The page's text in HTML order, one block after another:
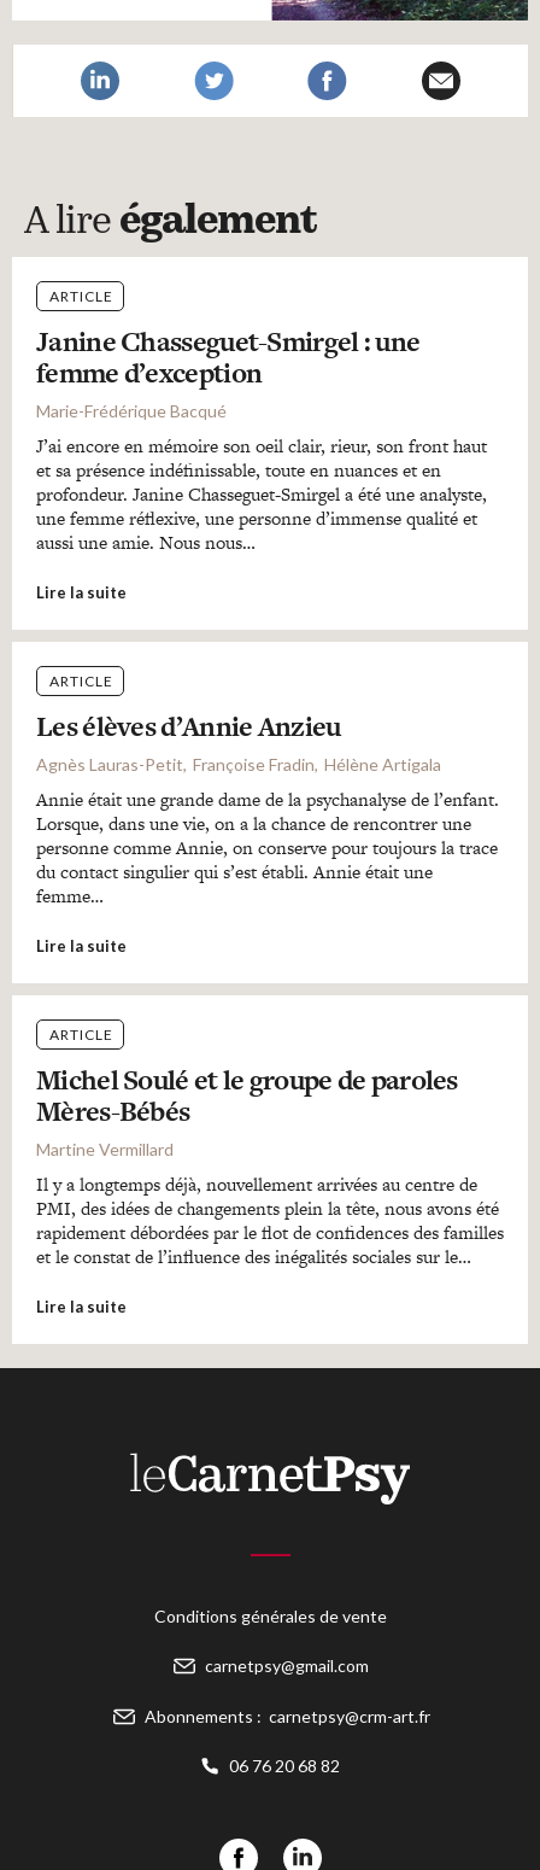
A lire également
ARTICLE
Janine Chasseguet-Smirgel : une
femme d’exception
Marie-Frédérique Bacqué
J’ai encore en mémoire son oeil clair, rieur, son front haut
et sa présence indéfinissable, toute en nuances et en
profondeur. Janine Chasseguet-Smirgel a été une analyste,
une femme réflexive, une personne d’immense qualité et
aussi une amie. Nous nous…
Lire la suite
ARTICLE
Les élèves d’Annie Anzieu
Agnès Lauras-Petit Françoise Fradin Hélène Artigala
Annie était une grande dame de la psychanalyse de l’enfant.
Lorsque, dans une vie, on a la chance de rencontrer une
personne comme Annie, on conserve pour toujours la trace
du contact singulier qui s’est établi. Annie était une
femme…
Lire la suite
ARTICLE
Michel Soulé et le groupe de paroles
Mères-Bébés
Martine Vermillard
Il y a longtemps déjà, nouvellement arrivées au centre de
PMI, des idées de changements plein la tête, nous avons été
rapidement débordées par le flot de confidences des familles
et le constat de l’influence des inégalités sociales sur le…
Lire la suite
Conditions générales de vente
carnetpsy@gmail.com
Abonnements : carnetpsy@crm-art.fr
06 76 20 68 82